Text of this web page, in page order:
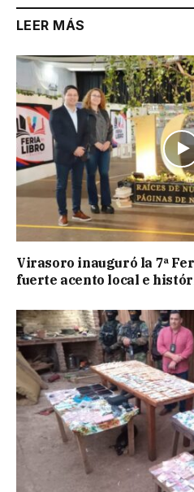
LEER MÁS
Virasoro inauguró la 7ª
fuerte acento local e